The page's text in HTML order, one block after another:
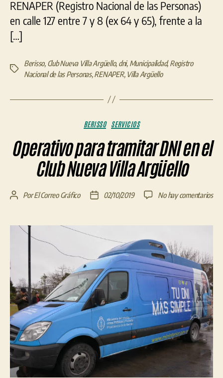
RENAPER (Registro Nacional de las Personas)
en calle 127 entre 7 y 8 (ex 64 y 65), frente a la
[…]
Etiquetas
Berisso, Club Nueva Villa Argüello, dni, Municipalidad,Registro
Nacional de las Personas,RENAPER, Villa Argüello
Categorías
BERISSO SERVICIOS
Operativo para tramitar DNI en el
Club Nueva Villa Argüello
Autor
entrada
PorEl Correo Gráfico
Fecha02/10/2019 No hay comentariosen
el